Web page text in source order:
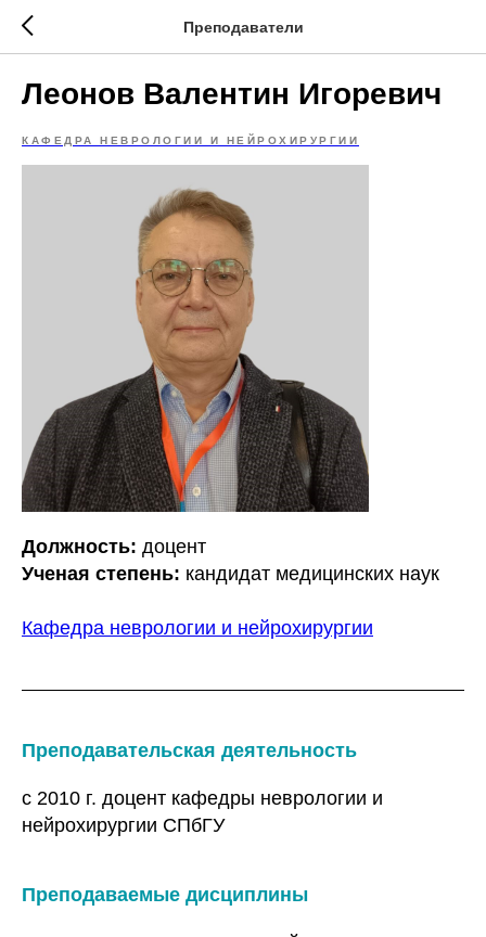
Преподаватели
Леонов Валентин Игоревич
КАФЕДРА НЕВРОЛОГИИ И НЕЙРОХИРУРГИИ
Должность: доцент
Ученая степень: кандидат медицинских наук
Кафедра неврологии и нейрохирургии
Преподавательская деятельность
с 2010 г. доцент кафедры неврологии и
нейрохирургии СПбГУ
Преподаваемые дисциплины